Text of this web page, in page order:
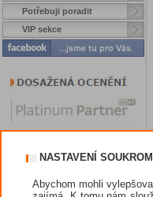
Potřebuji poradit
VIP sekce
NASTAVENÍ
Abychom mohli